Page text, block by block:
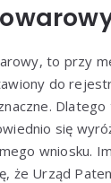
to przy
do
się
wniosku.
że Urząd